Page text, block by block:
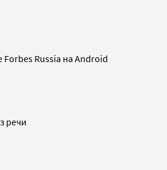
Russia на Android
речи